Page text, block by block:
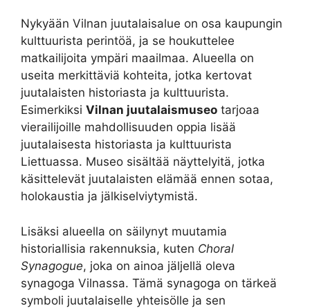
Nykyään Vilnan juutalaisalue on osa kaupungin
kulttuurista perintöä, ja se houkuttelee
matkailijoita ympäri maailmaa. Alueella on
useita merkittäviä kohteita, jotka kertovat
juutalaisten historiasta ja kulttuurista.
Esimerkiksi Vilnan juutalaismuseo tarjoaa
vierailijoille mahdollisuuden oppia lisää
juutalaisesta historiasta ja kulttuurista
Liettuassa. Museo sisältää näyttelyitä, jotka
käsittelevät juutalaisten elämää ennen sotaa,
holokaustia ja jälkiselviytymistä.
Lisäksi alueella on säilynyt muutamia
historiallisia rakennuksia, kuten Choral
Synagogue, joka on ainoa jäljellä oleva
synagoga Vilnassa. Tämä synagoga on tärkeä
symboli juutalaiselle yhteisölle ja sen